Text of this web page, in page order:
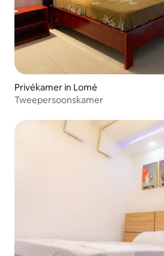
Privékamer in Lomé
Tweepersoonskamer